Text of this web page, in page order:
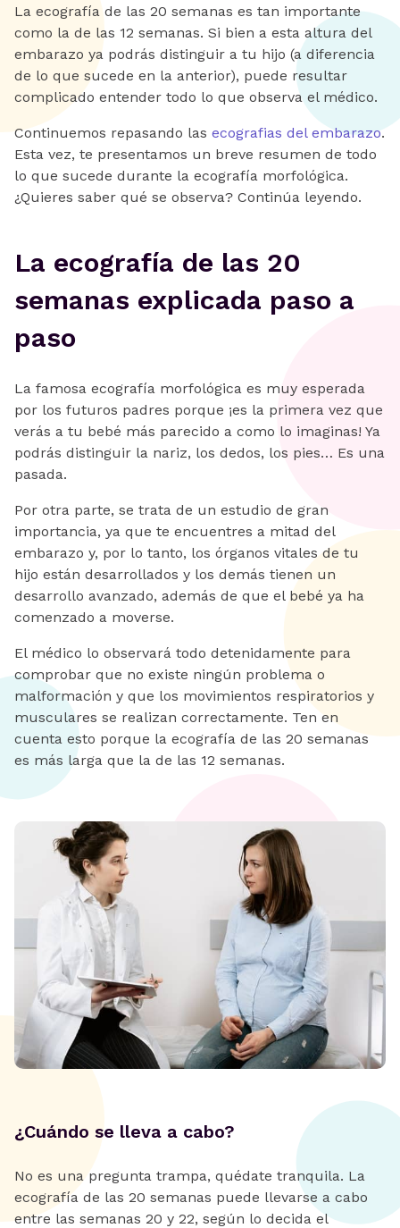
La ecografía de las 20 semanas es tan importante
como la de las 12 semanas. Si bien a esta altura del
embarazo ya podrás distinguir a tu hijo (a diferencia
de lo que sucede en la anterior), puede resultar
complicado entender todo lo que observa el médico.
Continuemos repasando las ecografias del embarazo.
Esta vez, te presentamos un breve resumen de todo
lo que sucede durante la ecografía morfológica.
¿Quieres saber qué se observa? Continúa leyendo.
La ecografía de las 20
semanas explicada paso a
paso
La famosa ecografía morfológica es muy esperada
por los futuros padres porque ¡es la primera vez que
verás a tu bebé más parecido a como lo imaginas! Ya
podrás distinguir la nariz, los dedos, los pies… Es una
pasada.
Por otra parte, se trata de un estudio de gran
importancia, ya que te encuentres a mitad del
embarazo y, por lo tanto, los órganos vitales de tu
hijo están desarrollados y los demás tienen un
desarrollo avanzado, además de que el bebé ya ha
comenzado a moverse.
El médico lo observará todo detenidamente para
comprobar que no existe ningún problema o
malformación y que los movimientos respiratorios y
musculares se realizan correctamente. Ten en
cuenta esto porque la ecografía de las 20 semanas
es más larga que la de las 12 semanas.
¿Cuándo se lleva a cabo?
No es una pregunta trampa, quédate tranquila. La
ecografía de las 20 semanas puede llevarse a cabo
entre las semanas 20 y 22, según lo decida el